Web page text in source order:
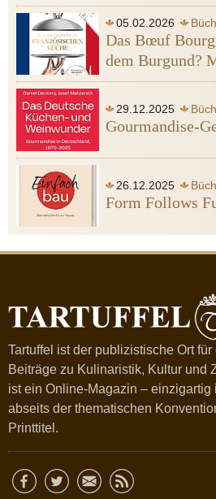
Heine Heinrich
05.02.2026
Das Bœuf
dem Burgund?
29.12.2025
Gourmandise-
26.12.2025
Form Follows
Tartuffel ist der publizistische Ort
Beiträge zu Kulinaristik, Kultur und
ist ein Online-Magazin – einzigartig
abseits der thematischen
Printtitel.